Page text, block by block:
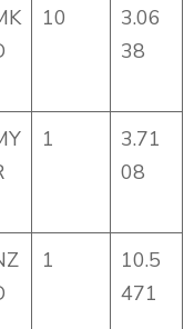
10
3.06
38
1
3.71
08
1
10.5
471